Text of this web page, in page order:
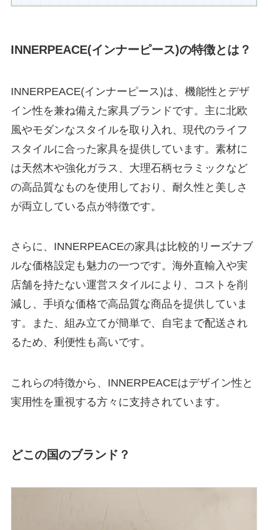
INNERPEACE(インナーピース)の特徴とは？
INNERPEACE(インナーピース)は、機能性とデザ
イン性を兼ね備えた家具ブランドです。主に北欧
風やモダンなスタイルを取り入れ、現代のライフ
スタイルに合った家具を提供しています。素材に
は天然木や強化ガラス、大理石柄セラミックなど
の高品質なものを使用しており、耐久性と美しさ
が両立している点が特徴です。
さらに、INNERPEACEの家具は比較的リーズナブ
ルな価格設定も魅力の一つです。海外直輸入や実
店舗を持たない運営スタイルにより、コストを削
減し、手頃な価格で高品質な商品を提供していま
す。また、組み立てが簡単で、自宅まで配送され
るため、利便性も高いです。
これらの特徴から、INNERPEACEはデザイン性と
実用性を重視する方々に支持されています。
どこの国のブランド？